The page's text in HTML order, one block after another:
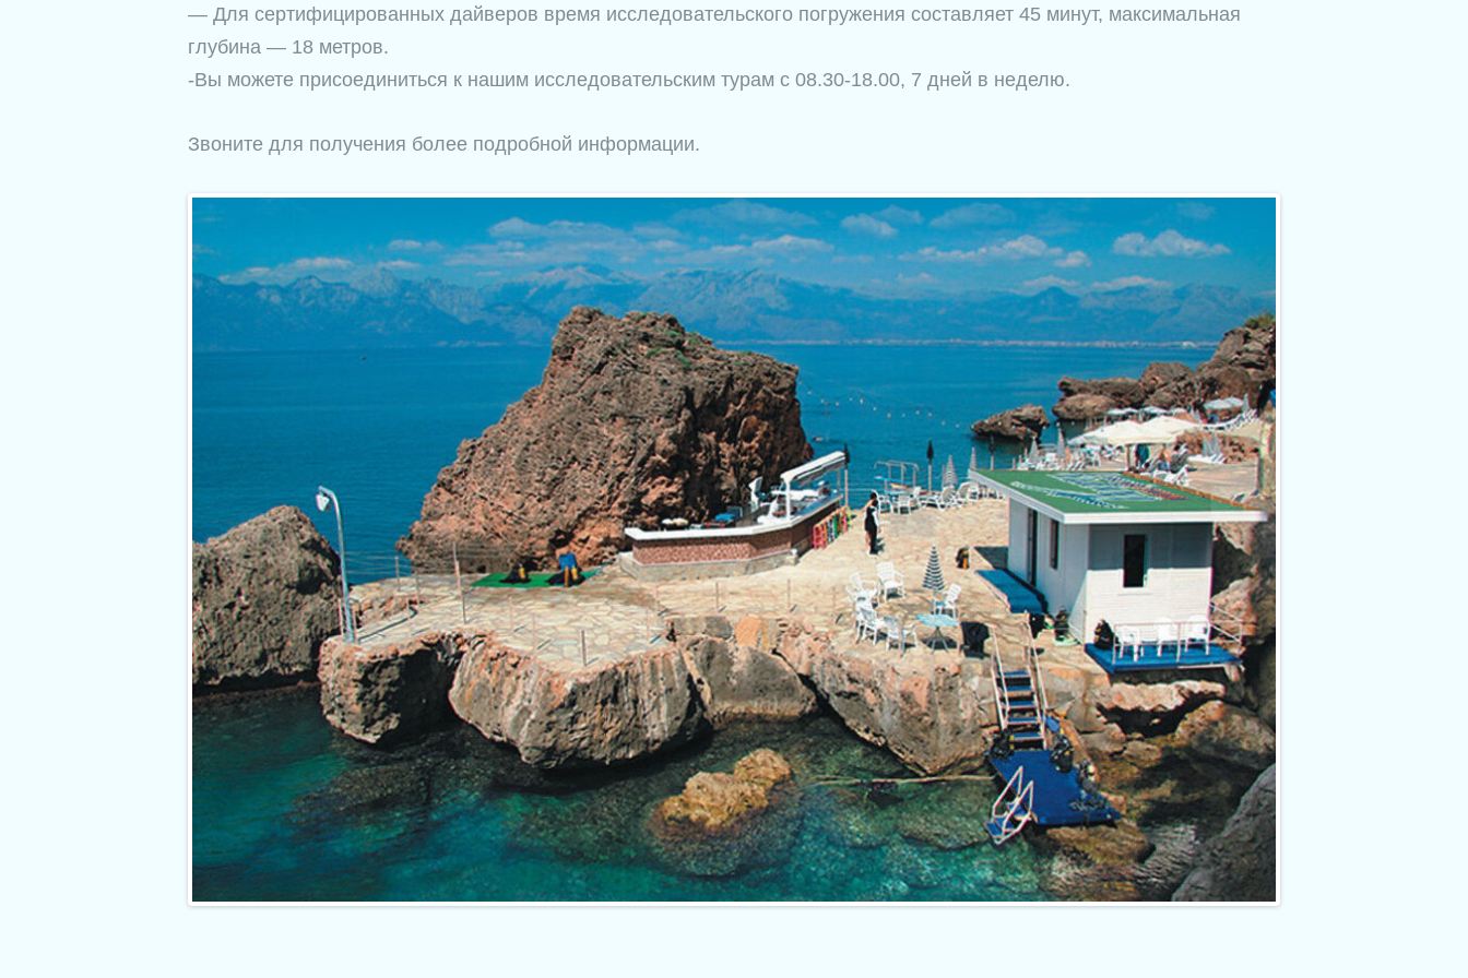
— Для сертифицированных дайверов время исследовательского погружения составляет 45 минут, максимальная
глубина — 18 метров.
-Вы можете присоединиться к нашим исследовательским турам с 08.30-18.00, 7 дней в неделю.
Звоните для получения более подробной информации.